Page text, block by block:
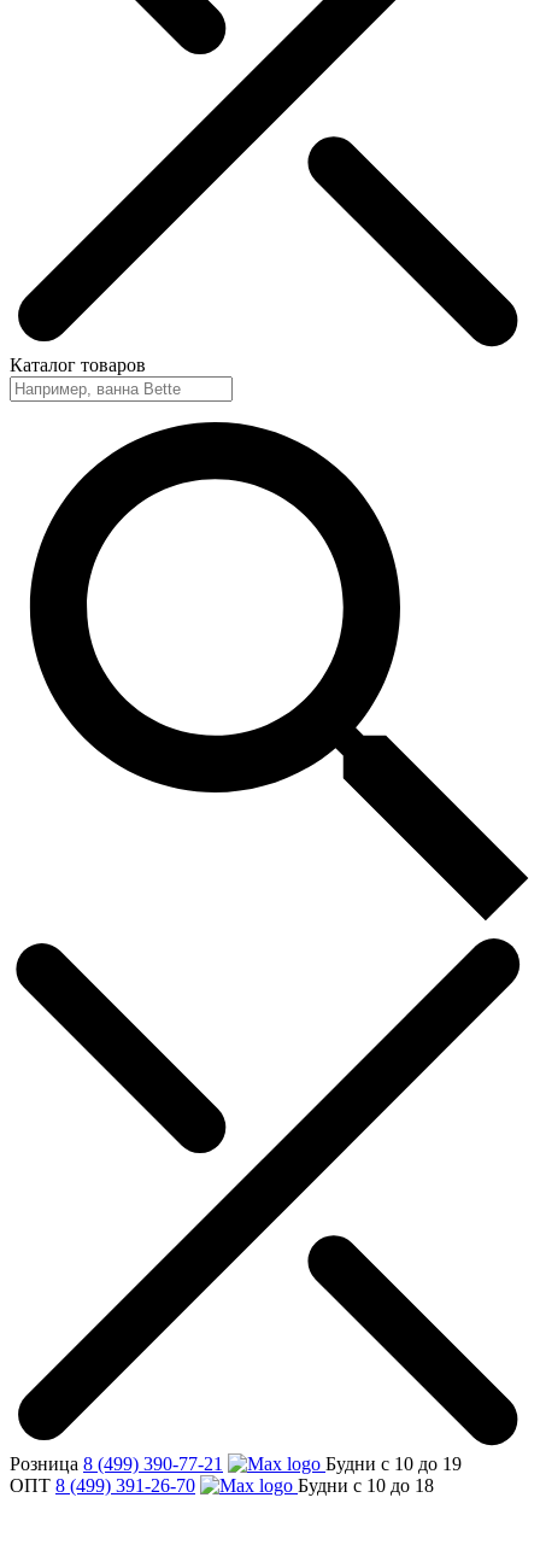
Каталог товаров
Розница 8 (499) 390-77-21
Будни с 10 до 19
ОПТ 8 (499) 391-26-70 Будни с 10 до 18